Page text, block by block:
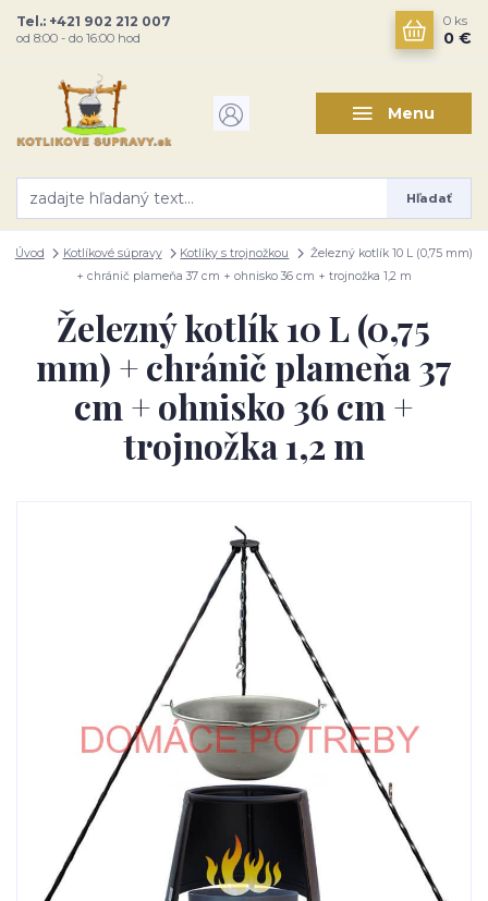
Menu
Hľadať
Tel.: +421 902 212 007
od 8:00 - do 16:00 hod
0 ks
0 €
Úvod Kotlíkové súpravy Kotlíky s trojnožkou
Železný kotlík 10 L (0,75 mm)
+ chránič plameňa 37 cm + ohnisko 36 cm + trojnožka 1,2 m
Železný kotlík 10 L (0,75
mm) + chránič plameňa 37
cm + ohnisko 36 cm +
trojnožka 1,2 m